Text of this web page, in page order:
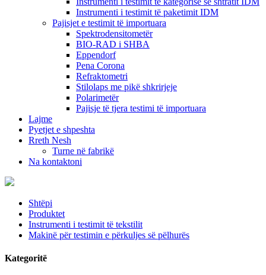
Instrumenti i testimit të paketimit IDM
Pajisjet e testimit të importuara
Spektrodensitometër
BIO-RAD i SHBA
Eppendorf
Pena Corona
Refraktometri
Stilolaps me pikë shkrirjeje
Polarimetër
Pajisje të tjera testimi të importuara
Lajme
Pyetjet e shpeshta
Rreth Nesh
Turne në fabrikë
Na kontaktoni
Shtëpi
Produktet
Instrumenti i testimit të tekstilit
Makinë për testimin e përkuljes së pëlhurës
Kategoritë